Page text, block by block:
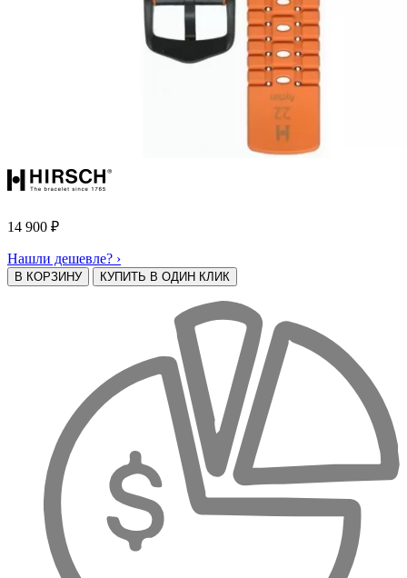
14 900 ₽
Нашли дешевле? ›
В КОРЗИНУ КУПИТЬ В ОДИН КЛИК